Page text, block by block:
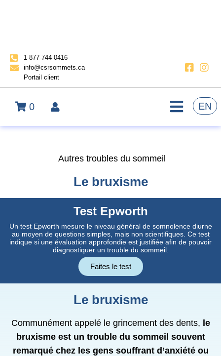
1-877-744-0416
info@csrsommets.ca
Portail client
EN
0
Autres troubles du sommeil
Le bruxisme
Test Epworth
Un test Epworth mesure le niveau général de somnolence diurne
au moyen de questions simples, mais non scientifiques. Ce test
indique si une évaluation approfondie est justifiée afin de pouvoir
diagnostiquer un trouble du sommeil.
Faites le test
Le bruxisme
Communément appelé le grincement des dents, le
bruxisme est un trouble du sommeil souvent
remarqué chez les gens souffrant d’anxiété ou